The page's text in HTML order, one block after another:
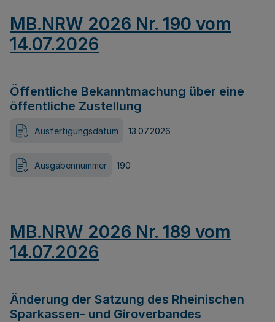
MB.NRW 2026 Nr. 190 vom
14.07.2026
Öffentliche Bekanntmachung über eine
öffentliche Zustellung
Ausfertigungsdatum 13.07.2026
Ausgabennummer 190
MB.NRW 2026 Nr. 189 vom
14.07.2026
Änderung der Satzung des Rheinischen
Sparkassen- und Giroverbandes